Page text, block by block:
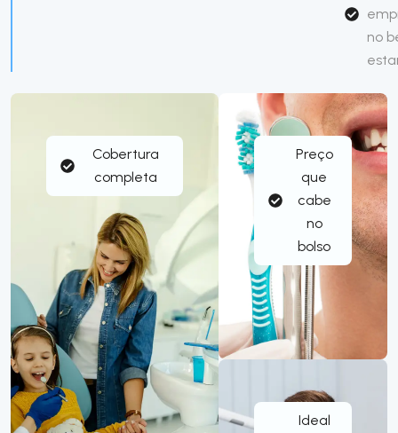
Cobertura
completa
Preço
que
cabe
no
bolso
Ideal
no